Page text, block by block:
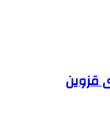
قزوین